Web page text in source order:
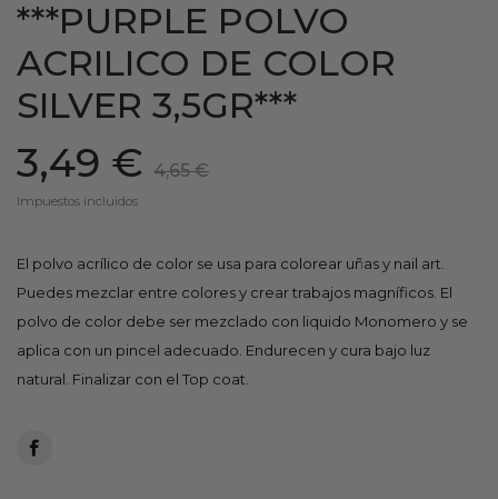
***PURPLE POLVO
ACRILICO DE COLOR
SILVER 3,5GR***
3,49 € 4,65 €
Impuestos incluidos
El polvo acrílico de color se usa para colorear uñas y nail art.
Puedes mezclar entre colores y crear trabajos magníficos. El
polvo de color debe ser mezclado con liquido Monomero y se
aplica con un pincel adecuado. Endurecen y cura bajo luz
natural. Finalizar con el Top coat.